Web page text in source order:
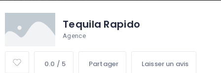
Tequila Rapido
Agence
0.0 / 5 Partager Laisser un avis